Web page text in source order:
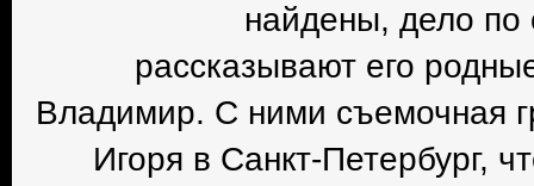
найдены, дело по
рассказывают его
Владимир. С ними съемочная
Игоря в Санкт-Петербург,